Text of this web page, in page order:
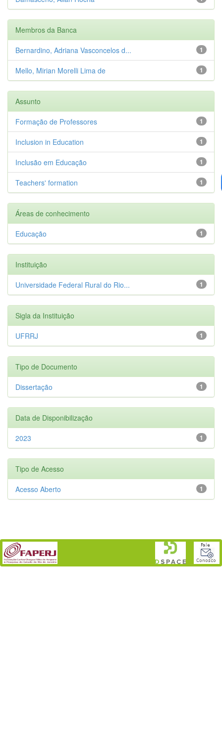
Membros da Banca
1
Bernardino, Adriana Vasconcelos d...
1
Mello, Mirian Morelli Lima de
Assunto
1
Formação de Professores
1
Inclusion in Education
1
Inclusão em Educação
1
Teachers' formation
Áreas de conhecimento
1
Educação
Instituição
1
Universidade Federal Rural do Rio...
Sigla da Instituição
1
UFRRJ
Tipo de Documento
1
Dissertação
Data de Disponibilização
1
2023
Tipo de Acesso
1
Acesso Aberto